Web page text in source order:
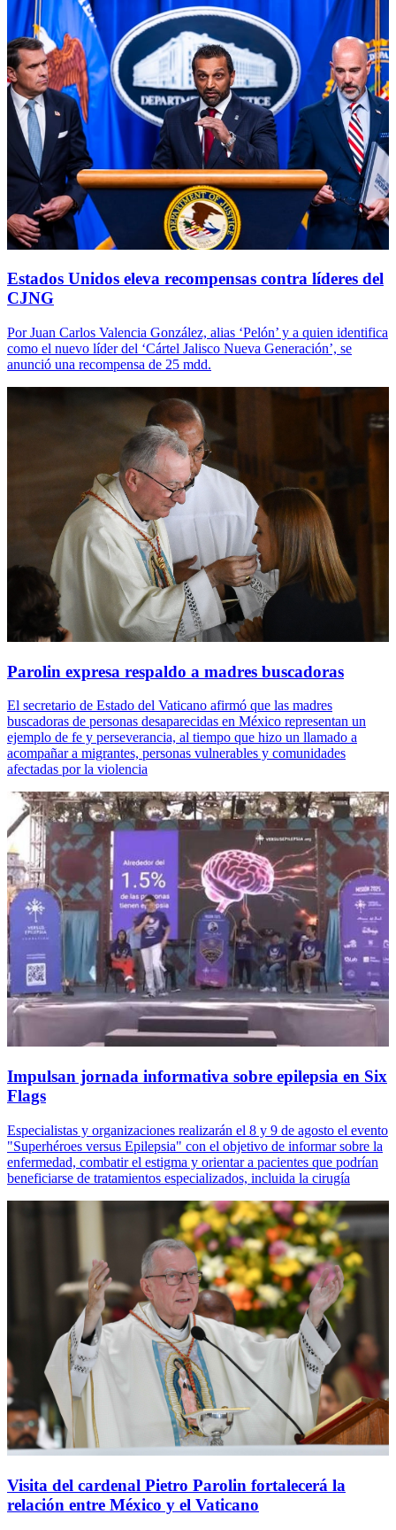
Estados Unidos eleva recompensas contra líderes del
CJNG
Por Juan Carlos Valencia González, alias ‘Pelón’ y a quien identifica
como el nuevo líder del ‘Cártel Jalisco Nueva Generación’, se
anunció una recompensa de 25 mdd.
Parolin expresa respaldo a madres buscadoras
El secretario de Estado del Vaticano afirmó que las madres
buscadoras de personas desaparecidas en México representan un
ejemplo de fe y perseverancia, al tiempo que hizo un llamado a
acompañar a migrantes, personas vulnerables y comunidades
afectadas por la violencia
Impulsan jornada informativa sobre epilepsia en Six
Flags
Especialistas y organizaciones realizarán el 8 y 9 de agosto el evento
"Superhéroes versus Epilepsia" con el objetivo de informar sobre la
enfermedad, combatir el estigma y orientar a pacientes que podrían
beneficiarse de tratamientos especializados, incluida la cirugía
Visita del cardenal Pietro Parolin fortalecerá la
relación entre México y el Vaticano